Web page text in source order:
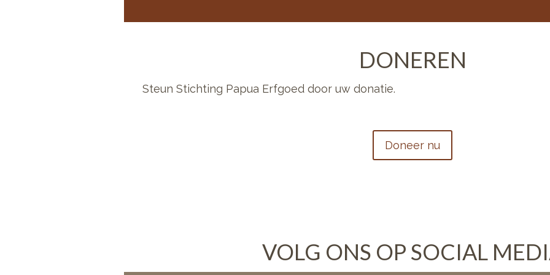
DONEREN
Steun Stichting Papua Erfgoed door uw donatie.
Doneer nu
VOLG ONS OP SOCIAL